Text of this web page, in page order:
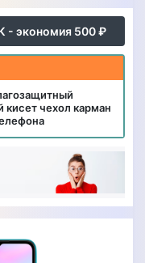
- экономия 500 ₽
чехол карман